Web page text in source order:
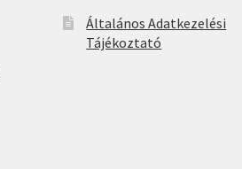
Általános Adatkezelési
Tájékoztató